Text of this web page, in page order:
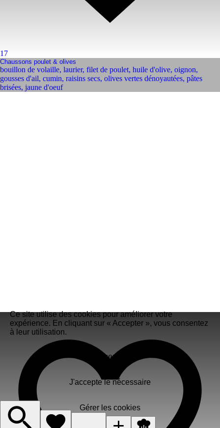
17
Chaussons poulet & olives
bouillon de volaille, laurier, filet de poulet, huile d'olive, oignon,
gousses d'ail, cumin, raisins secs, olives vertes dénoyautées, pâtes
brisées, jaune d'oeuf
Ce site utilise des cookies pour améliorer votre
expérience. En cliquant sur « Accepter », vous consentez
à leur utilisation.
Accepter
J'accepte le nécessaire
Gérer les cookies